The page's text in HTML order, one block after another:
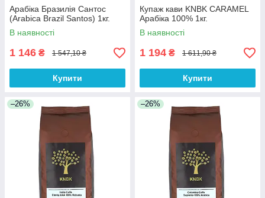
Арабіка Бразилія Сантос
(Arabica Brazil Santos) 1кг.
В наявності
1 146 ₴ 1 547,10 ₴
Купити
Купаж кави KNBK CARAMEL
Арабіка 100% 1кг.
В наявності
1 194 ₴ 1 611,90 ₴
Купити
–26% –26%